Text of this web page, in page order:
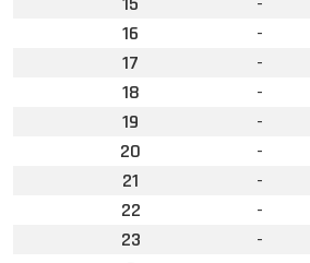
16
-
17
-
18
-
19
-
20
-
21
-
22
-
23
-